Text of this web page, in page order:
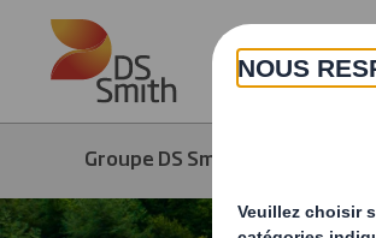
Skip to main content
Groupe DS Smith